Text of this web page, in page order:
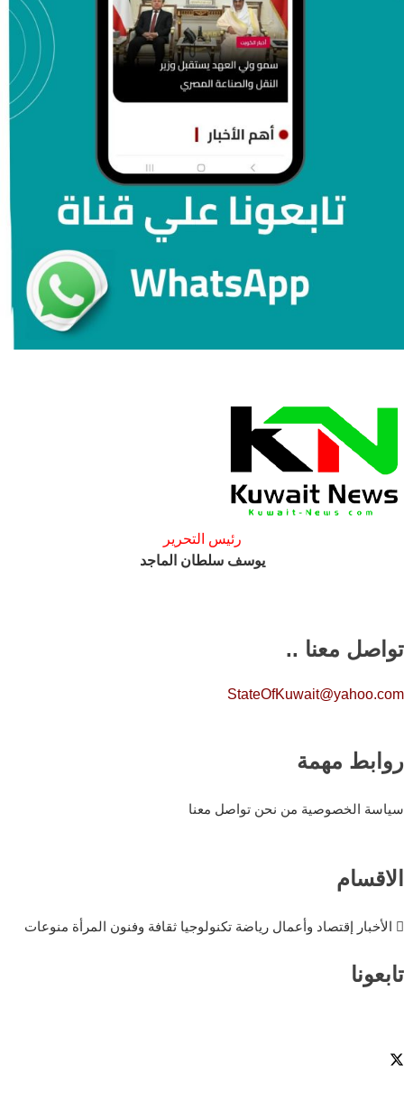
رئيس التحرير
يوسف سلطان الماجد
تواصل معنا ..
StateOfKuwait@yahoo.com
روابط مهمة
سياسة الخصوصية من نحن تواصل معنا
الاقسام
الأخبار إقتصاد وأعمال رياضة تكنولوجيا ثقافة وفنون المرأة منوعات
تابعونا